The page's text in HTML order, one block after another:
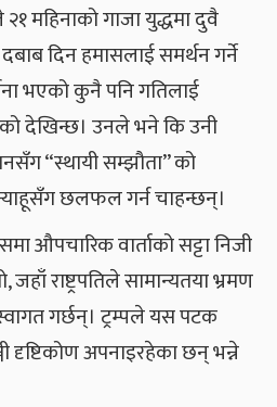
महिनाको गाजा युद्धमा दुवै
दिन हमासलाई समर्थन गर्ने
भएको कुनै पनि गतिलाई
देखिन्छ। उनले भने कि उनी
“स्थायी सम्झौता” को
छलफल गर्न चाहन्छन्।
वार्ताको सट्टा निजी
जहाँ राष्ट्रपतिले सामान्यतया भ्रमण
गर्छन्। ट्रम्पले यस पटक
दृष्टिकोण अपनाइरहेका छन् भन्ने